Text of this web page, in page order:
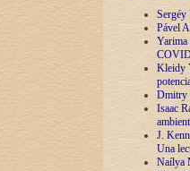
Sergéy
Pável
Yarima
Kleidy
Dmitry
Isaac
J.
Una
Naílya